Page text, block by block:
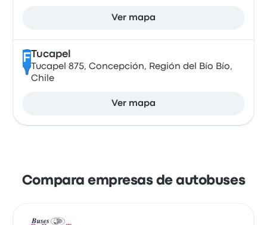
Ver mapa
F Tucapel
Tucapel 875, Concepción, Región del Bío Bío,
Chile
Ver mapa
Compara empresas de autobuses